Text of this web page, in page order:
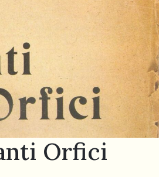
Orfici